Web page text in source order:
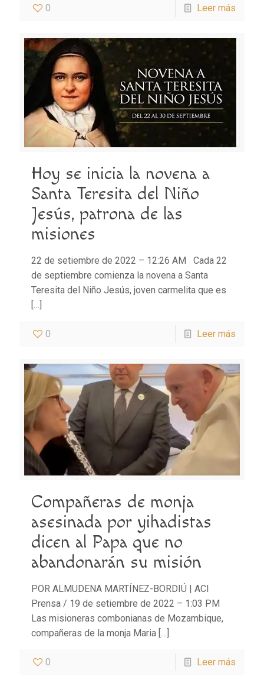
0 Leer más
Hoy se inicia la novena a
Santa Teresita del Niño
Jesús, patrona de las
misiones
22 de setiembre de 2022 – 12:26 AM Cada 22
de septiembre comienza la novena a Santa
Teresita del Niño Jesús, joven carmelita que es
[…]
0 Leer más
Compañeras de monja
asesinada por yihadistas
dicen al Papa que no
abandonarán su misión
POR ALMUDENA MARTÍNEZ-BORDIÚ | ACI
Prensa / 19 de setiembre de 2022 – 1:03 PM
Las misioneras combonianas de Mozambique,
compañeras de la monja Maria […]
0 Leer más